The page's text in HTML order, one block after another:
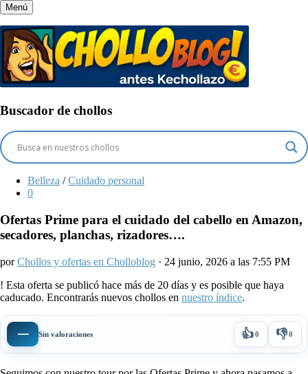
Menú
Buscador de chollos
Belleza / Cuidado personal
0
Ofertas Prime para el cuidado del cabello en Amazon,
secadores, planchas, rizadores….
porChollos y ofertas en Cholloblog · 24 junio, 2026 a las 7:55 PM
! Esta oferta se publicó hace más de 20 días y es posible que haya
caducado. Encontrarás nuevos chollos en nuestro índice.
— Sin valoraciones 👍0 👎0